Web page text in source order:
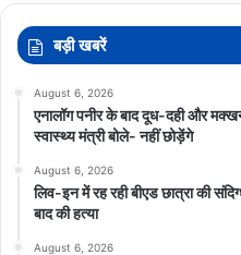
बड़ी खबरें
August 6, 2026
एनालॉग पनीर के बाद दूध-दही और
स्वास्थ्य मंत्री बोले- नहीं छोड़ेंगे
August 6, 2026
लिव-इन में रह रही बीएड छात्रा की
बाद की हत्या
August 6, 2026